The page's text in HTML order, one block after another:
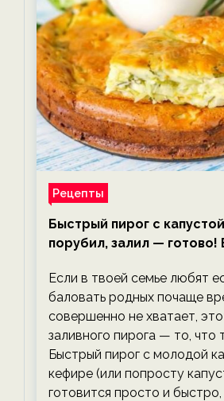
Рецепты
Быстрый пирог с
порубил, залил — готово!
Если в твоей семье любят
баловать родных почаще
совершенно не хватает,
заливного пирога — то, что
Быстрый пирог с молодой
кефире (или попросту
готовится просто и